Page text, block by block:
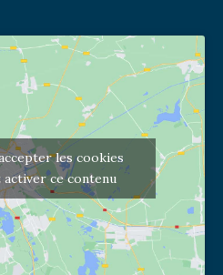
les cookies
ce contenu